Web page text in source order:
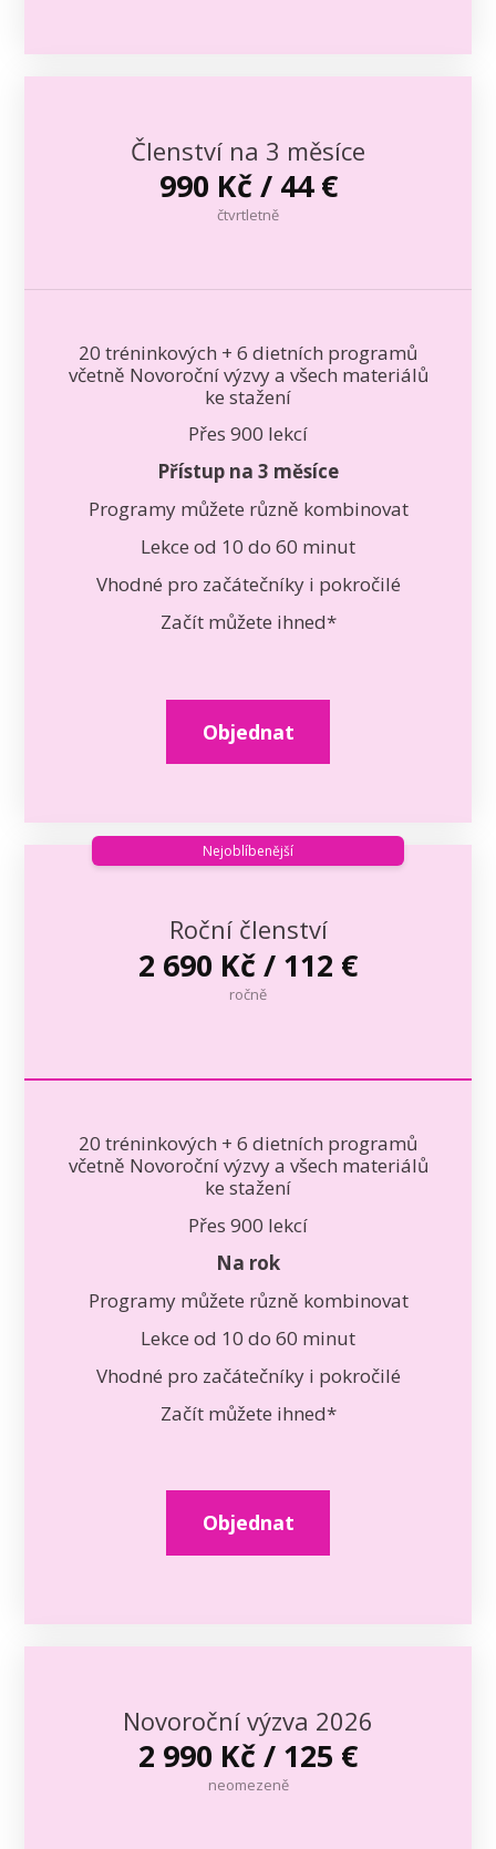
Členství na 3 měsíce
990 Kč / 44 €
čtvrtletně
20 tréninkových + 6 dietních programů
včetně Novoroční výzvy a všech materiálů
ke stažení
Přes 900 lekcí
Přístup na 3 měsíce
Programy můžete různě kombinovat
Lekce od 10 do 60 minut
Vhodné pro začátečníky i pokročilé
Začít můžete ihned*
Objednat
Roční členství
2 690 Kč / 112 €
ročně
Nejoblíbenější
20 tréninkových + 6 dietních programů
včetně Novoroční výzvy a všech materiálů
ke stažení
Přes 900 lekcí
Na rok
Programy můžete různě kombinovat
Lekce od 10 do 60 minut
Vhodné pro začátečníky i pokročilé
Začít můžete ihned*
Objednat
Novoroční výzva 2026
2 990 Kč / 125 €
neomezeně